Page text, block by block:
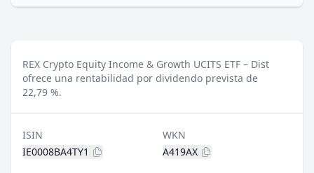
REX Crypto Equity Income & Growth UCITS ETF – Dist
ofrece una rentabilidad por dividendo prevista de
22,79 %.
ISIN
IE0008BA4TY1
WKN
A419AX